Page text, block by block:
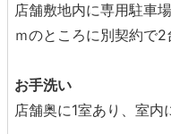
店舗敷地内に専用駐車
ｍのところに別契約で2
お手洗い
店舗奥に1室あり、室内